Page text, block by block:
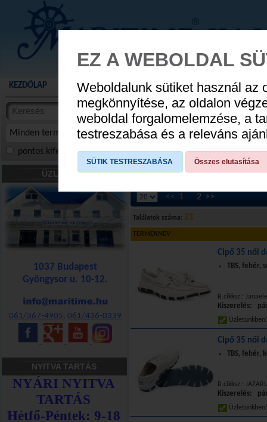
AUGUSZTUS
KEZDŐLAP AKCIÓS TERMÉKEK WEBÁRUHÁZ HÍREK
Minden termék
termékekben
cikkekben
pontos kifejezés összes szóra szóra, szótöredék
ÜZLETÜNK
1037 Budapest
Gyöngysor u. 10-12.
061/367-4905,061/436-0339
NYITVA TARTÁS
Cipők»Hajós cipők»Női cipők»35-ös
<< 1 2 >>
Találatok száma: 21
TERMÉKNÉV
Cipő 35 női
TBS, fehér,
B.cikksz.:
Kiszerelés:
Cipő 35 női
TBS, fehér,
B.cikksz.:
Kiszerelés:
EZ A WEBOLDAL
Weboldalunk sütiket használ az
megkönnyítése, az oldalon
weboldal forgalomelemzése, a
testreszabása és a releváns
SÜTIK TESTRESZABÁSA Összes elutasítása